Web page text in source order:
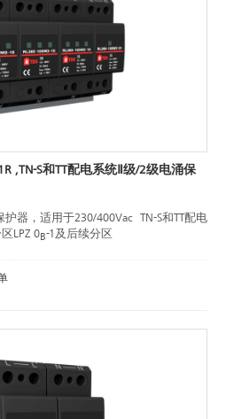
,TN-S和TT配电系统Ⅱ级/2级电涌保
器，适用于230/400Vac TN-S和TT配电
LPZ 0B-1及后续分区